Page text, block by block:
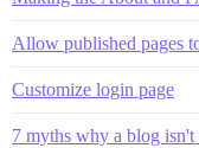
Allow published pages
Customize login page
7 myths why a blog isn't